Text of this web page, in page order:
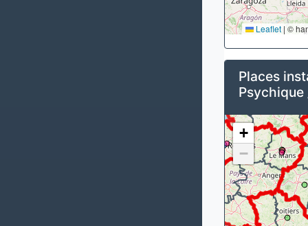
Leaflet | ©
Places
+
−